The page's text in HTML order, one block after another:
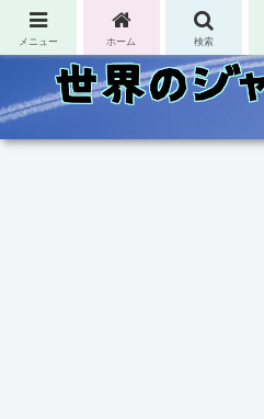
コンテンツへスキップ
メニュー ホーム 検索